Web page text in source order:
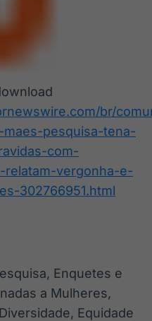
br/
pesquisa-tena-
com-
relatam-vergonha-e-
302766951.html
Enquetes e
a Mulheres,
Equidade